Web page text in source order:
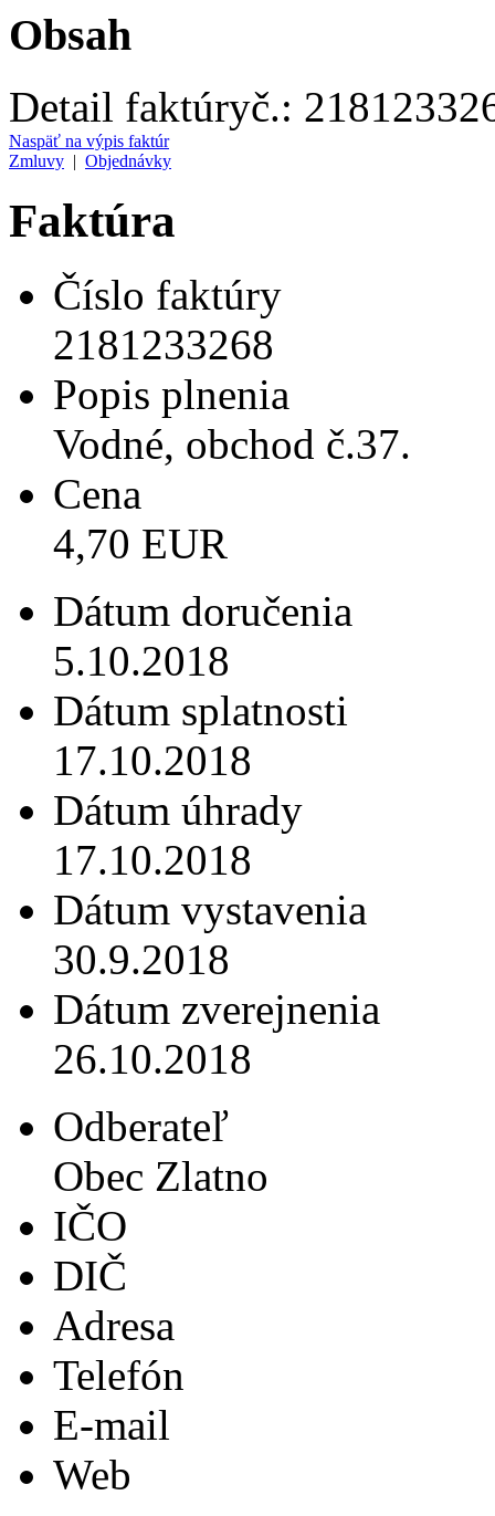
Obsah
Detail faktúryč.:
Naspäť na výpis faktúr
Zmluvy | Objednávky
Faktúra
Číslo faktúry
2181233268
Popis plnenia
Vodné, obchod č.37.
Cena
4,70 EUR
Dátum doručenia
5.10.2018
Dátum splatnosti
17.10.2018
Dátum úhrady
17.10.2018
Dátum vystavenia
30.9.2018
Dátum zverejnenia
26.10.2018
Odberateľ
Obec Zlatno
IČO
DIČ
Adresa
Telefón
E-mail
Web